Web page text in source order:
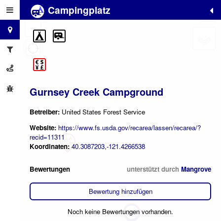
Campingplatz
Gurnsey Creek Campground
Betreiber: United States Forest Service
Website: https://www.fs.usda.gov/recarea/lassen/recarea/?
recid=11311
Koordinaten: 40.3087203,-121.4266538
Bewertungen unterstützt durch Mangrove
Bewertung hinzufügen
Noch keine Bewertungen vorhanden.
+
−